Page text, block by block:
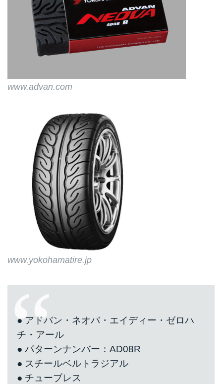
www.advan.com
www.yokohamatire.jp
● アドバン・ネオバ・エイディー・ゼロハ
チ・アール
● パターンナンバー：AD08R
● スチールベルトラジアル
● チューブレス